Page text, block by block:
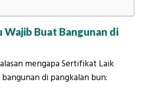
Wajib Buat Bangunan di
mengapa Sertifikat Laik
di pangkalan bun: